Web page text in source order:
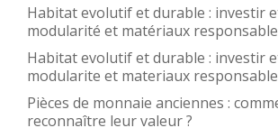
Habitat evolutif et durable : investir
modularité et matériaux
Habitat evolutif et durable : investir
modularite et materiaux
Pièces de monnaie anciennes :
reconnaître leur valeur ?